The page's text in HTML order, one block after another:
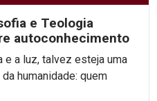
e Teologia
autoconhecimento
e a luz, talvez esteja uma
humanidade: quem